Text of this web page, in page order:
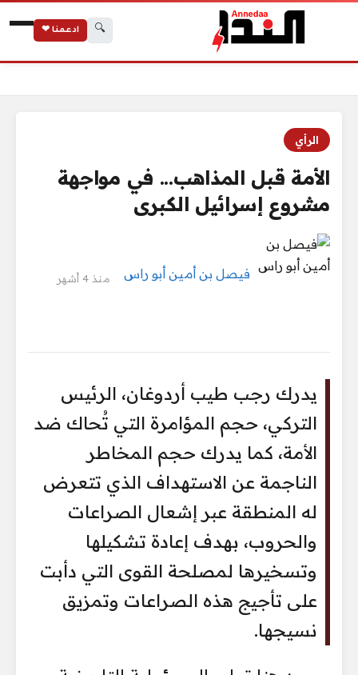
🔍 ادعمنا ❤
الرأي
الأمة قبل المذاهب... في مواجهة
مشروع إسرائيل الكبرى
فيصل بن أمين أبو راس منذ 4 أشهر
يدرك رجب طيب أردوغان، الرئيس
التركي، حجم المؤامرة التي تُحاك ضد
الأمة، كما يدرك حجم المخاطر
الناجمة عن الاستهداف الذي تتعرض
له المنطقة عبر إشعال الصراعات
والحروب، بهدف إعادة تشكيلها
وتسخيرها لمصلحة القوى التي دأبت
على تأجيج هذه الصراعات وتمزيق
نسيجها.